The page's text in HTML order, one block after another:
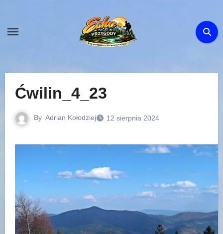
content
Ćwilin_4_23
By Adrian Kołodziej 12 sierpnia 2024